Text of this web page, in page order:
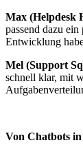
Max (Helpdesk
passend dazu
Entwicklung
Mel (Support
schnell klar, mit
Von Chatbots